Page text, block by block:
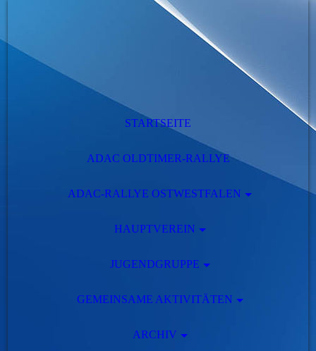
STARTSEITE
ADAC OLDTIMER-RALLYE
ADAC-RALLYE OSTWESTFALEN
HAUPTVEREIN
JUGENDGRUPPE
GEMEINSAME AKTIVITÄTEN
ARCHIV